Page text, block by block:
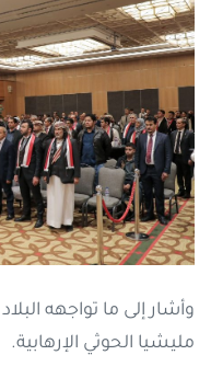
وأشار إلى ما تواجهه
مليشيا الحوثي الإرهابية.